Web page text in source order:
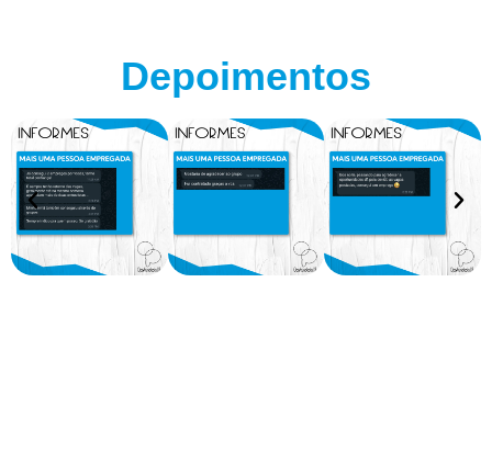
Depoimentos